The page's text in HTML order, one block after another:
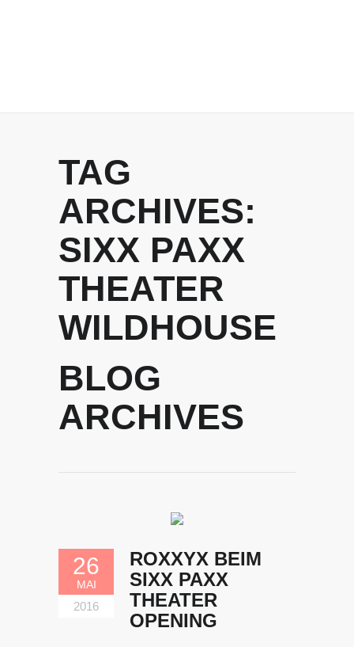
TAG
ARCHIVES:
SIXX PAXX
THEATER
WILDHOUSE
BLOG
ARCHIVES
26
MAI
2016
ROXXYX BEIM
SIXX PAXX
THEATER
OPENING